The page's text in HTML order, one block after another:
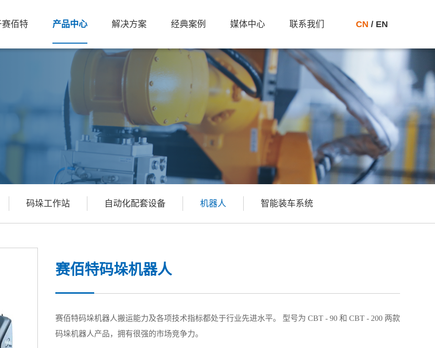
赛佰特 产品中心 解决方案 经典案例 媒体中心 联系我们 CN / EN
码垛工作站 自动化配套设备 机器人 智能装车系统
赛佰特码垛机器人
赛佰特码垛机器人搬运能力及各项技术指标都处于行业先进水平。 型号为 CBT - 90 和 CBT - 200 两款
码垛机器人产品，拥有很强的市场竞争力。